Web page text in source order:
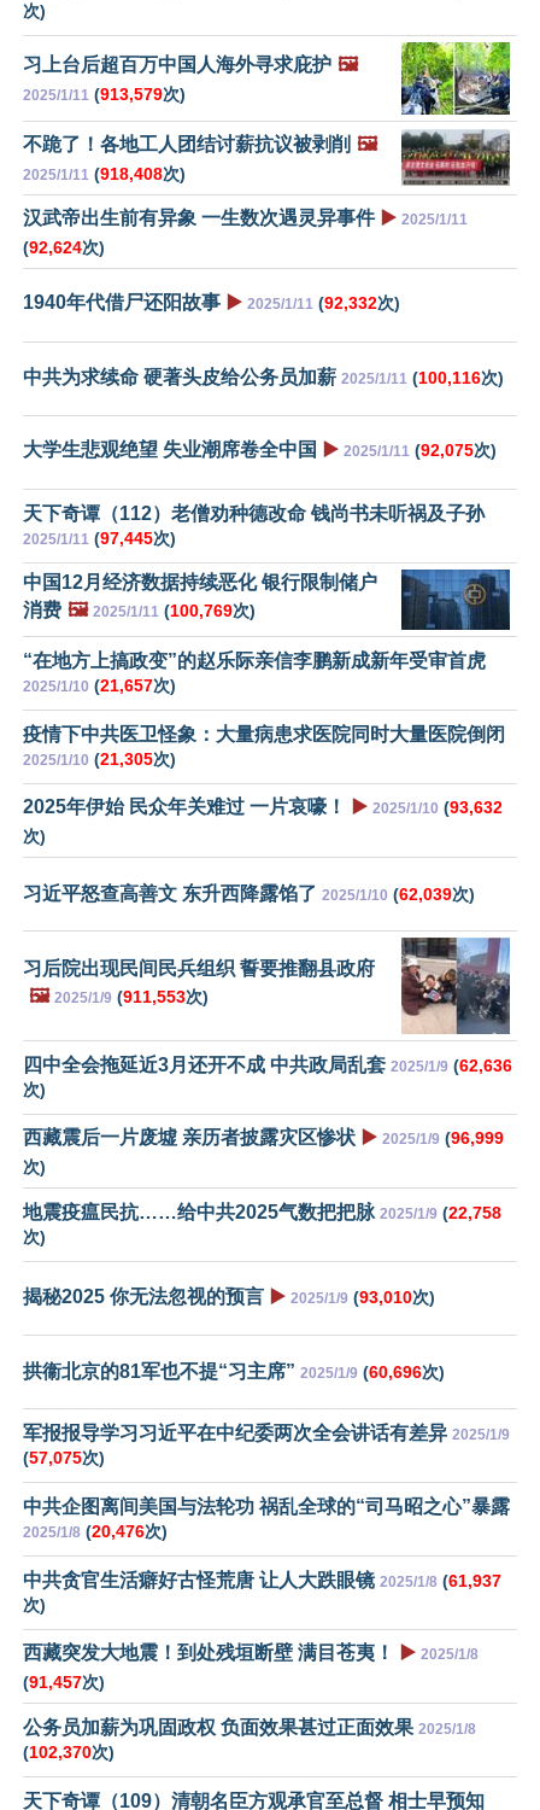
次)
习上台后超百万中国人海外寻求庇护 🖼️
2025/1/11 (913,579次)
不跪了！各地工人团结讨薪抗议被剥削 🖼️
2025/1/11 (918,408次)
汉武帝出生前有异象 一生数次遇灵异事件 ▶️ 2025/1/11
(92,624次)
1940年代借尸还阳故事 ▶️ 2025/1/11 (92,332次)
中共为求续命 硬著头皮给公务员加薪 2025/1/11 (100,116次)
大学生悲观绝望 失业潮席卷全中国 ▶️ 2025/1/11 (92,075次)
天下奇谭（112）老僧劝种德改命 钱尚书未听祸及子孙
2025/1/11 (97,445次)
中国12月经济数据持续恶化 银行限制储户
消费 🖼️ 2025/1/11 (100,769次)
“在地方上搞政变”的赵乐际亲信李鹏新成新年受审首虎
2025/1/10 (21,657次)
疫情下中共医卫怪象：大量病患求医院同时大量医院倒闭
2025/1/10 (21,305次)
2025年伊始 民众年关难过 一片哀嚎！ ▶️ 2025/1/10 (93,632
次)
习近平怒查高善文 东升西降露馅了 2025/1/10 (62,039次)
习后院出现民间民兵组织 誓要推翻县政府
🖼️ 2025/1/9 (911,553次)
四中全会拖延近3月还开不成 中共政局乱套 2025/1/9 (62,636
次)
西藏震后一片废墟 亲历者披露灾区惨状 ▶️ 2025/1/9 (96,999
次)
地震疫瘟民抗……给中共2025气数把把脉 2025/1/9 (22,758
次)
揭秘2025 你无法忽视的预言 ▶️ 2025/1/9 (93,010次)
拱衞北京的81军也不提“习主席” 2025/1/9 (60,696次)
军报报导学习习近平在中纪委两次全会讲话有差异 2025/1/9
(57,075次)
中共企图离间美国与法轮功 祸乱全球的“司马昭之心”暴露
2025/1/8 (20,476次)
中共贪官生活癖好古怪荒唐 让人大跌眼镜 2025/1/8 (61,937
次)
西藏突发大地震！到处残垣断壁 满目苍夷！ ▶️ 2025/1/8
(91,457次)
公务员加薪为巩固政权 负面效果甚过正面效果 2025/1/8
(102,370次)
天下奇谭（109）清朝名臣方观承官至总督 相士早预知